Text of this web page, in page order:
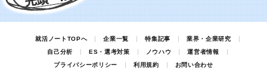
就活ノートTOPへ 企業一覧 特集記事
業界・企業研究
自己分析
ES・選考対策 ノウハウ
運営者情報
プライバシーポリシー
利用規約 お問い合わせ